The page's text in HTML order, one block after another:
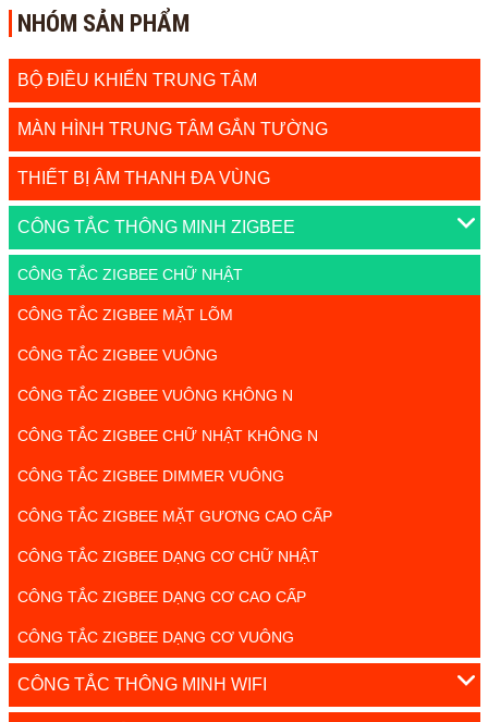
NHÓM SẢN PHẨM
BỘ ĐIỀU KHIỂN TRUNG TÂM
MÀN HÌNH TRUNG TÂM GẮN TƯỜNG
THIẾT BỊ ÂM THANH ĐA VÙNG
CÔNG TẮC THÔNG MINH ZIGBEE
CÔNG TẮC ZIGBEE CHỮ NHẬT
CÔNG TẮC ZIGBEE MẶT LÕM
CÔNG TẮC ZIGBEE VUÔNG
CÔNG TẮC ZIGBEE VUÔNG KHÔNG N
CÔNG TẮC ZIGBEE CHỮ NHẬT KHÔNG N
CÔNG TẮC ZIGBEE DIMMER VUÔNG
CÔNG TẮC ZIGBEE MẶT GƯƠNG CAO CẤP
CÔNG TẮC ZIGBEE DẠNG CƠ CHỮ NHẬT
CÔNG TẮC ZIGBEE DẠNG CƠ CAO CẤP
CÔNG TẮC ZIGBEE DẠNG CƠ VUÔNG
CÔNG TẮC THÔNG MINH WIFI